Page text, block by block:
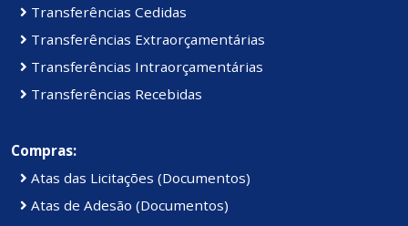
Transferências Cedidas
Transferências Extraorçamentárias
Transferências Intraorçamentárias
Transferências Recebidas
Compras:
Atas das Licitações (Documentos)
Atas de Adesão (Documentos)